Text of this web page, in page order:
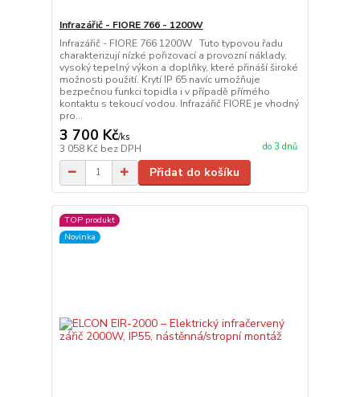
Infrazářič - FIORE 766 - 1200W
Infrazářič - FIORE 766 1200W Tuto typovou řadu
charakterizují nízké pořizovací a provozní náklady,
vysoký tepelný výkon a doplňky, které přináší široké
možnosti použití. Krytí IP 65 navíc umožňuje
bezpečnou funkci topidla i v případě přímého
kontaktu s tekoucí vodou. Infrazářič FIORE je vhodný
pro...
3 700 Kč/ks
3 058 Kč bez DPH do 3 dnů
Přidat do košíku
TOP produkt
Novinka